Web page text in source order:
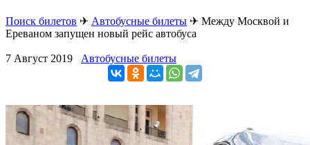
Поиск билетов ✈ Автобусные билеты ✈ Между Москвой и
Ереваном запущен новый рейс автобуса
7 Август 2019 Автобусные билеты